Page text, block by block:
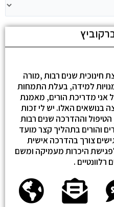
חינוכית שנים רבות ,מורה
למידה, בעלת התמחות
אני מדריכת הורים, מאמנת
בנושאים האלו. יש לי זכות
וההדרכה שנים רבות
והורים בתהליך קצר מועד
צורך בהדרכה אישית
היכרות מעמיקה ומשם
.